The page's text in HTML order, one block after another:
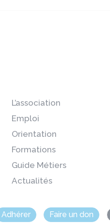
L’association
Emploi
Orientation
Formations
Guide Métiers
Actualités
Adhérer Faire un don